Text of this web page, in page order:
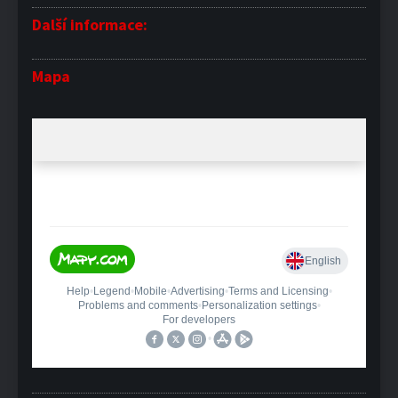
Další informace:
Mapa